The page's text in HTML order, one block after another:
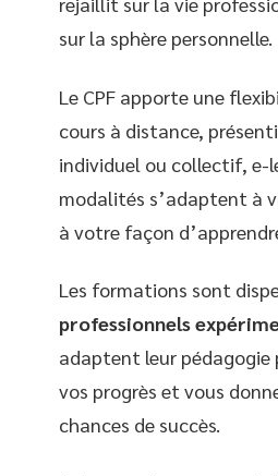
sur la sphère personnelle.
Le CPF apporte une
cours à distance,
individuel ou collectif, e-
modalités s’adaptent à
à votre façon
Les formations sont
professionnels
adaptent leur pédagogie
vos progrès et vous
chances de succès.